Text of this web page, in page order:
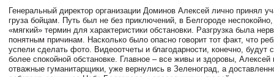
Генеральный директор организации Доминов Алексей лично принял
груза бойцам. Путь был не без приключений, в Белгороде
«мягкий» термин для характеристики обстановки. Разгрузка была
понятным причинам. Насколько было опасно говорит тот факт, что
успели сделать фото. Видеоотчеты и благодарности, конечно, будут
более спокойной обстановке. Главное – все живы и здоровы,
отважные гуманитарщики, уже вернулись в Зеленоград, а